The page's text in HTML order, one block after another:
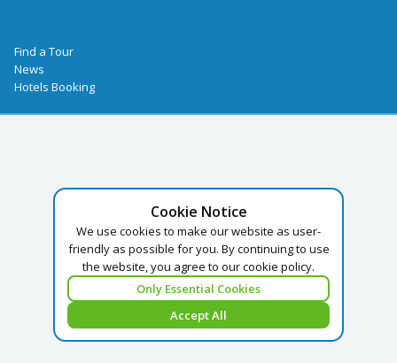
Cookie Notice
We use cookies to make our website as user-
friendly as possible for you. By continuing to use
the website, you agree to our cookie policy.
Only Essential Cookies
Accept All
Find a Tour
News
Hotels Booking